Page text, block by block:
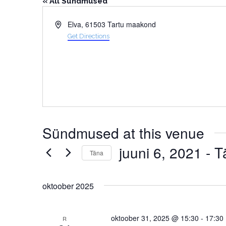
AddressElva, 61503 Tartu maakond
Get Directions
Sündmused at this venue
Täna juuni 6, 2021 -
oktoober 2025
R oktoober 31, 2025 @ 15:30 - 17:30